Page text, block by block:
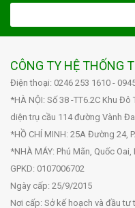
CÔNG TY HỆ THỐNG
Điện thoại: 0246 253 1610 -
*HÀ NỘI: Số 38 -TT6.2C Khu
diện trụ cầu 114 đường Vành
*HỒ CHÍ MINH: 25A Đường 24,
*NHÀ MÁY: Phú Mãn, Quốc Oai,
GPKD: 0107006702
Ngày cấp: 25/9/2015
Nơi cấp: Sở kế hoạch và đầu tư